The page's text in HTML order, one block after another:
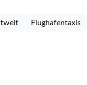
Flughafentaxis